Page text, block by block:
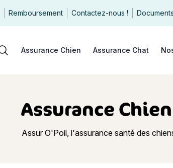
Remboursement Contactez-nous !
Rechercher
Assurance Chien Assurance Chat
Assurance
Assur O'Poil, l'assurance santé des